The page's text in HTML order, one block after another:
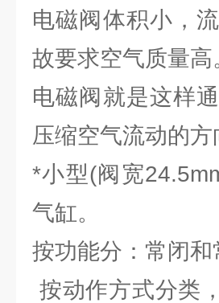
电磁阀体积小，
故要求空气质量高
电磁阀就是这样
压缩空气流动的方
*小型(阀宽
气缸。
按功能分：常闭
按动作方式分类